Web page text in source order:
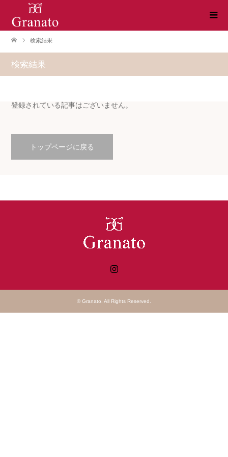
検索結果
検索結果
登録されている記事はございません。
トップページに戻る
© Granato . All Rights Reserved.